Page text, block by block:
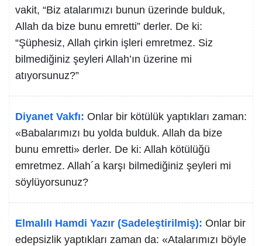
vakit, “Biz atalarımızı bunun üzerinde bulduk,
Allah da bize bunu emretti” derler. De ki:
“Şüphesiz, Allah çirkin işleri emretmez. Siz
bilmediğiniz şeyleri Allah’ın üzerine mi
atıyorsunuz?”
Diyanet Vakfı: Onlar bir kötülük yaptıkları zaman:
«Babalarımızı bu yolda bulduk. Allah da bize
bunu emretti» derler. De ki: Allah kötülüğü
emretmez. Allah´a karşı bilmediğiniz şeyleri mi
söylüyorsunuz?
Elmalılı Hamdi Yazır (Sadeleştirilmiş): Onlar bir
edepsizlik yaptıkları zaman da: «Atalarımızı böyle